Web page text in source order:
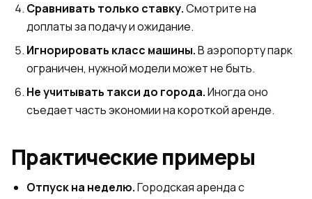
Сравнивать только ставку.Смотрите на
доплаты за подачу и ожидание.
Игнорировать класс машины.В аэропорту парк
ограничен, нужной модели может не быть.
Не учитывать такси до города.Иногда оно
съедает часть экономии на короткой аренде.
Практические примеры
Отпуск на неделю.Городская аренда с